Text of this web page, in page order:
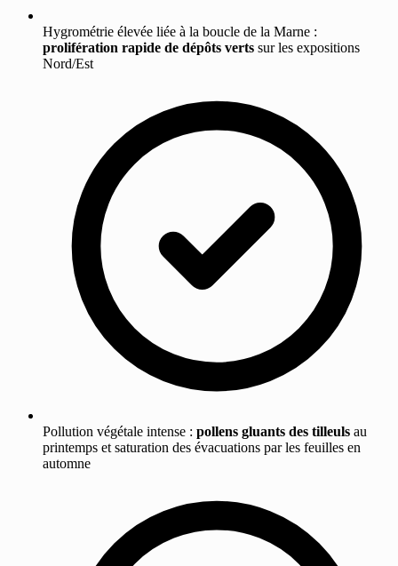
Hygrométrie élevée liée à la boucle de la Marne :
prolifération rapide de dépôts verts sur les expositions
Nord/Est
Pollution végétale intense : pollens gluants des tilleuls au
printemps et saturation des évacuations par les feuilles en
automne